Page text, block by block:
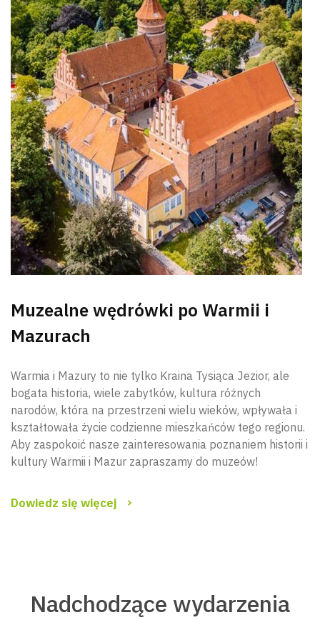
Muzealne wędrówki po Warmii i
Mazurach
Warmia i Mazury to nie tylko Kraina Tysiąca Jezior, ale
bogata historia, wiele zabytków, kultura różnych
narodów, która na przestrzeni wielu wieków, wpływała i
kształtowała życie codzienne mieszkańców tego regionu.
Aby zaspokoić nasze zainteresowania poznaniem historii i
kultury Warmii i Mazur zapraszamy do muzeów!
Dowiedz się więcej
Nadchodzące wydarzenia